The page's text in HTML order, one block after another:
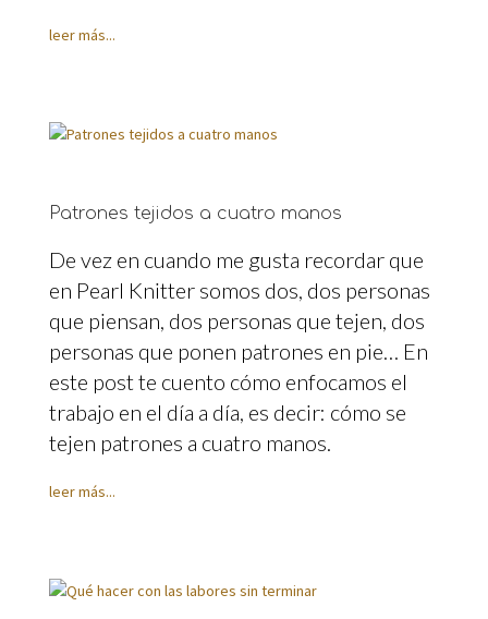
leer más...
Patrones tejidos a cuatro manos
De vez en cuando me gusta recordar que
en Pearl Knitter somos dos, dos personas
que piensan, dos personas que tejen, dos
personas que ponen patrones en pie… En
este post te cuento cómo enfocamos el
trabajo en el día a día, es decir: cómo se
tejen patrones a cuatro manos.
leer más...